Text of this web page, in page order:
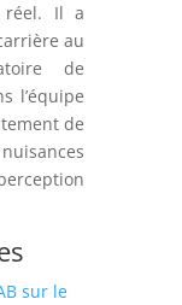
réel. Il a
au
de
l’équipe
de
sur le